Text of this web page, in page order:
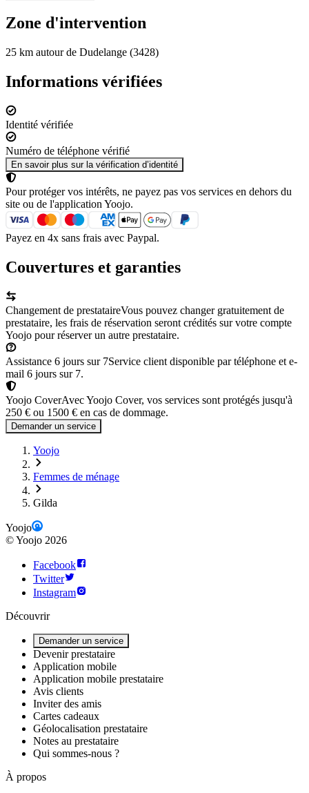
Zone d'intervention
25 km autour de Dudelange (3428)
Informations vérifiées
Identité vérifiée
Numéro de téléphone vérifié
En savoir plus sur la vérification d’identité
Pour protéger vos intérêts, ne payez pas vos services en dehors du
site ou de l'application Yoojo.
Payez en 4x sans frais avec Paypal.
Couvertures et garanties
Changement de prestataireVous pouvez changer gratuitement de
prestataire, les frais de réservation seront crédités sur votre compte
Yoojo pour réserver un autre prestataire.
Assistance 6 jours sur 7Service client disponible par téléphone et e-
mail 6 jours sur 7.
Yoojo CoverAvec Yoojo Cover, vos services sont protégés jusqu'à
250 € ou 1500 € en cas de dommage.
Demander un service
Yoojo
Femmes de ménage
Gilda
Yoojo
©Yoojo 2026
Facebook
Twitter
Instagram
Découvrir
Demander un service
Devenir prestataire
Application mobile
Application mobile prestataire
Avis clients
Inviter des amis
Cartes cadeaux
Géolocalisation prestataire
Notes au prestataire
Qui sommes-nous ?
À propos